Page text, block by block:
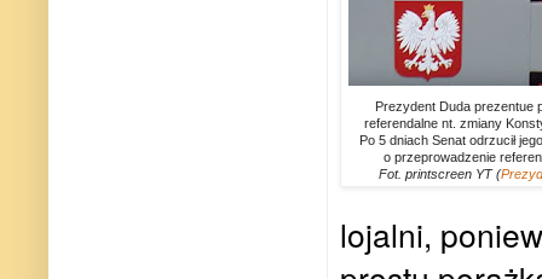
Prezydent Duda prezentue
referendalne nt. zmiany
Po 5 dniach Senat odrzucił
o przeprowadzenie
Fot. printscreen YT (
lojalni,